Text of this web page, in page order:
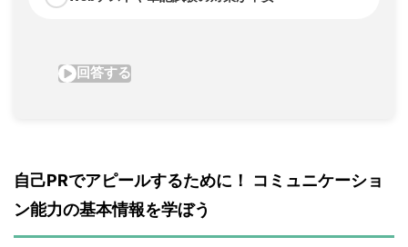
自己PRでアピールするために！ コミュニケーショ
ン能力の基本情報を学ぼう